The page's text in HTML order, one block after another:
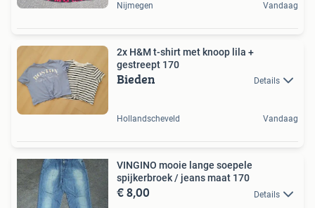
Nijmegen Vandaag
2x H&M t-shirt met knoop lila +
gestreept 170
Bieden Details
Hollandscheveld Vandaag
VINGINO mooie lange soepele
spijkerbroek / jeans maat 170
€ 8,00 Details